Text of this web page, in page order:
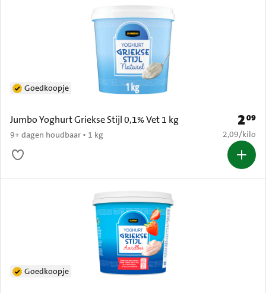
Jumbo Yoghurt Griekse Stijl 0,1% Vet 1 kg
9+ dagen houdbaar • 1 kg
Goedkoopje
Prijs:
209
€ 2,09 per
2,09/kilo
Goedkoopje